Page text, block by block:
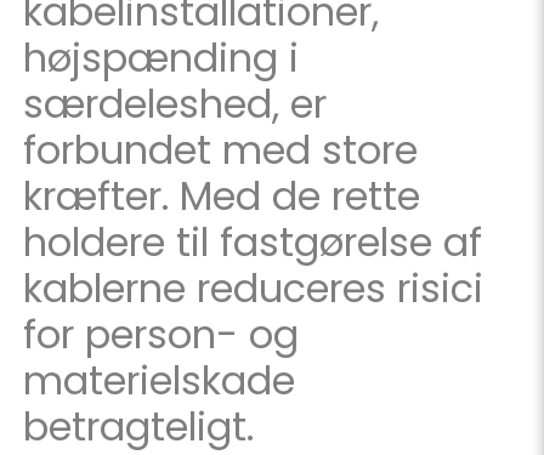
kabelinstallationer,
højspænding i
særdeleshed, er
forbundet med store
kræfter. Med de rette
holdere til fastgørelse af
kablerne reduceres risici
for person- og
materielskade
betragteligt.